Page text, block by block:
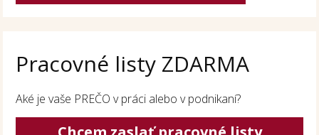
Pracovné listy ZDARMA
Aké je vaše PREČO v práci alebo v podnikaní?